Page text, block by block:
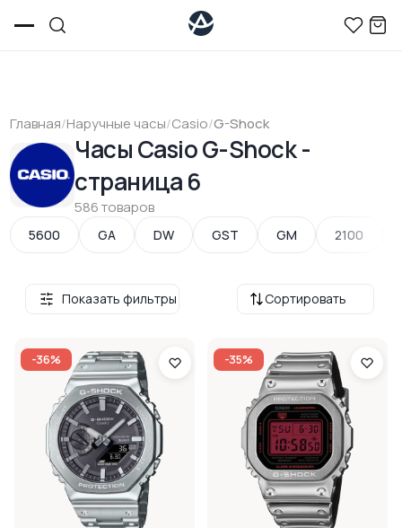
Главная/Наручные часы/Casio/G-Shock
Часы Casio G-Shock -
страница 6
586 товаров
5600 GA DW GST GM 2100
Сортировать
Показать фильтры
-36% -35%